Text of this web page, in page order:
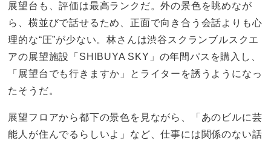
展望台も、評価は最高ランクだ。外の景色を眺めなが
ら、横並びで話せるため、正面で向き合う会話よりも心
理的な“圧”が少ない。林さんは渋谷スクランブルスクエ
アの展望施設「SHIBUYA SKY」の年間パスを購入し、
「展望台でも行きますか」とライターを誘うようになっ
たそうだ。
展望フロアから都下の景色を見ながら、「あのビルに芸
能人が住んでるらしいよ」など、仕事には関係のない話